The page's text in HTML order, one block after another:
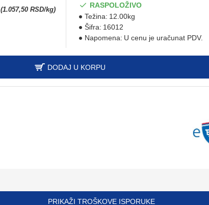
(1.057,50 RSD/kg)
RASPOLOŽIVO
Težina: 12.00kg
Šifra: 16012
Napomena: U cenu je uračunat PDV.
DODAJ U KORPU
PRIKAŽI TROŠKOVE ISPORUKE